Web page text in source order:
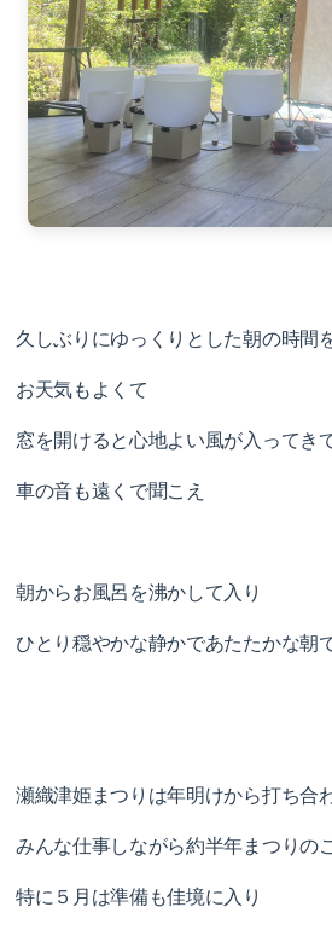
久しぶりにゆっくりとした朝の時間
お天気もよくて
窓を開けると心地よい風が入ってき
車の音も遠くで聞こえ
朝からお風呂を沸かして入り
ひとり穏やかな静かであたたかな朝
瀬織津姫まつりは年明けから打ち合
みんな仕事しながら約半年まつりの
特に５月は準備も佳境に入り